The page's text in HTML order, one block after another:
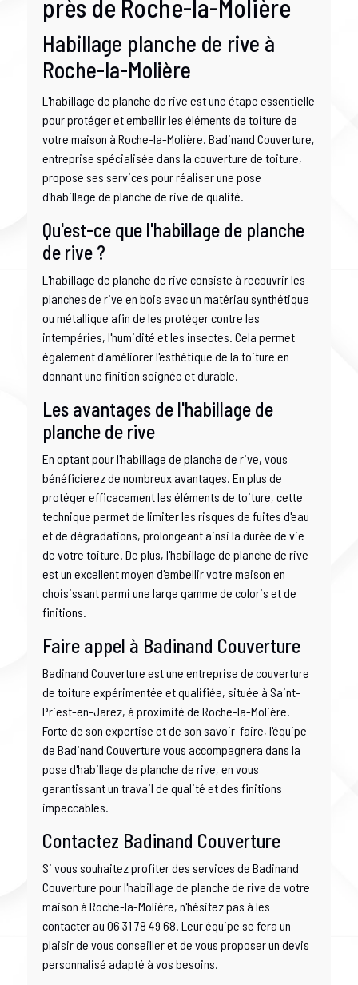
près de Roche-la-Molière
Habillage planche de rive à
Roche-la-Molière
L'habillage de planche de rive est une étape essentielle
pour protéger et embellir les éléments de toiture de
votre maison à Roche-la-Molière. Badinand Couverture,
entreprise spécialisée dans la couverture de toiture,
propose ses services pour réaliser une pose
d'habillage de planche de rive de qualité.
Qu'est-ce que l'habillage de planche
de rive ?
L'habillage de planche de rive consiste à recouvrir les
planches de rive en bois avec un matériau synthétique
ou métallique afin de les protéger contre les
intempéries, l'humidité et les insectes. Cela permet
également d'améliorer l'esthétique de la toiture en
donnant une finition soignée et durable.
Les avantages de l'habillage de
planche de rive
En optant pour l'habillage de planche de rive, vous
bénéficierez de nombreux avantages. En plus de
protéger efficacement les éléments de toiture, cette
technique permet de limiter les risques de fuites d'eau
et de dégradations, prolongeant ainsi la durée de vie
de votre toiture. De plus, l'habillage de planche de rive
est un excellent moyen d'embellir votre maison en
choisissant parmi une large gamme de coloris et de
finitions.
Faire appel à Badinand Couverture
Badinand Couverture est une entreprise de couverture
de toiture expérimentée et qualifiée, située à Saint-
Priest-en-Jarez, à proximité de Roche-la-Molière.
Forte de son expertise et de son savoir-faire, l'équipe
de Badinand Couverture vous accompagnera dans la
pose d'habillage de planche de rive, en vous
garantissant un travail de qualité et des finitions
impeccables.
Contactez Badinand Couverture
Si vous souhaitez profiter des services de Badinand
Couverture pour l'habillage de planche de rive de votre
maison à Roche-la-Molière, n'hésitez pas à les
contacter au 06 31 78 49 68. Leur équipe se fera un
plaisir de vous conseiller et de vous proposer un devis
personnalisé adapté à vos besoins.